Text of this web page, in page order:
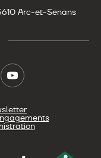
Arc-et-Senans